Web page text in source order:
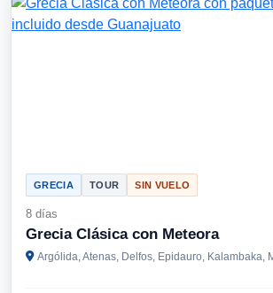
GRECIA TOUR SIN VUELO
8 días
Grecia Clásica con Meteora
Argólida, Atenas, Delfos, Epidauro, Kalambaka,